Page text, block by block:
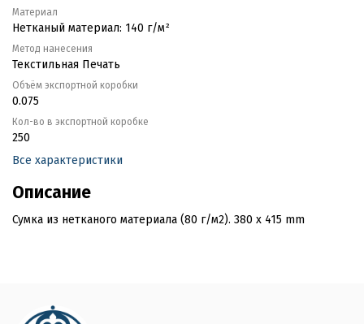
Материал
Нетканый материал: 140 г/м²
Метод нанесения
Текстильная Печать
Объём экспортной коробки
0.075
Кол-во в экспортной коробке
250
Все характеристики
Описание
Сумка из нетканого материала (80 г/м2). 380 x 415 mm